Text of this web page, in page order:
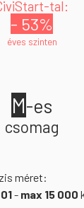
tal:
- 53%
éves szinten
M-es
csomag
méret:
- max 15 000